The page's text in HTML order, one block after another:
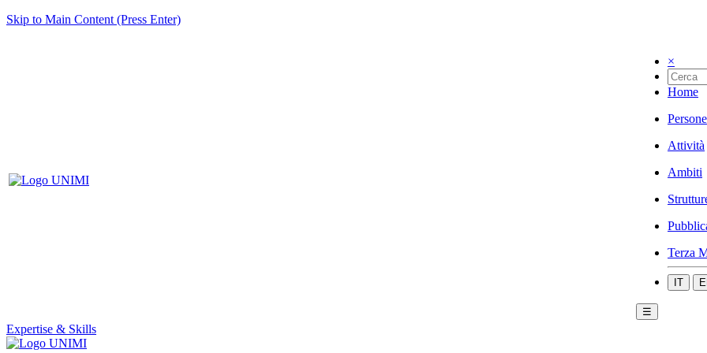
Skip to Main Content (Press Enter)
×
Home
Persone
Attività
Ambiti
Terza
IT
☰
Expertise & Skills